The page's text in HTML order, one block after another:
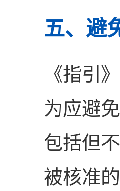
五、避
《指引
为应避
包括但
被核准